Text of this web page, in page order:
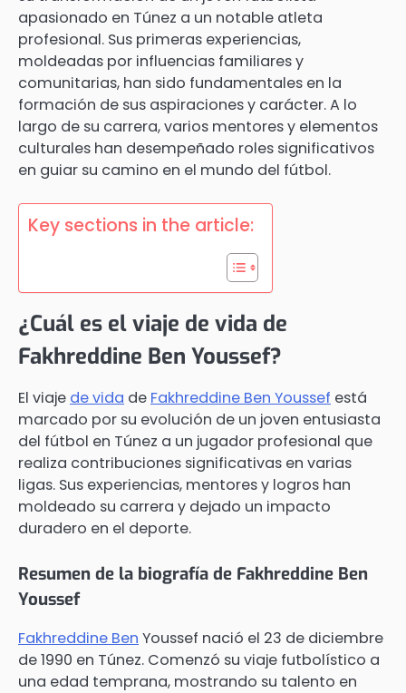
apasionado en Túnez a un notable atleta
profesional. Sus primeras experiencias,
moldeadas por influencias familiares y
comunitarias, han sido fundamentales en la
formación de sus aspiraciones y carácter. A lo
largo de su carrera, varios mentores y elementos
culturales han desempeñado roles significativos
en guiar su camino en el mundo del fútbol.
Key sections in the article:
¿Cuál es el viaje de vida de
Fakhreddine Ben Youssef?
El viaje de vida de Fakhreddine Ben Youssef está
marcado por su evolución de un joven entusiasta
del fútbol en Túnez a un jugador profesional que
realiza contribuciones significativas en varias
ligas. Sus experiencias, mentores y logros han
moldeado su carrera y dejado un impacto
duradero en el deporte.
Resumen de la biografía de Fakhreddine Ben
Youssef
Fakhreddine Ben Youssef nació el 23 de diciembre
de 1990 en Túnez. Comenzó su viaje futbolístico a
una edad temprana, mostrando su talento en